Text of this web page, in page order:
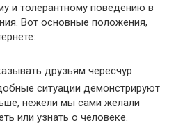
и толерантному поведению в
Вот основные положения,
друзьям чересчур
ситуации демонстрируют
нежели мы сами желали
или узнать о человеке.